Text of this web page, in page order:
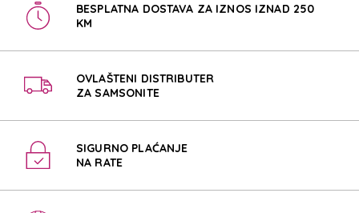
BESPLATNA DOSTAVA ZA IZNOS IZNAD 250
KM
OVLAŠTENI DISTRIBUTER
ZA SAMSONITE
SIGURNO PLAĆANJE
NA RATE